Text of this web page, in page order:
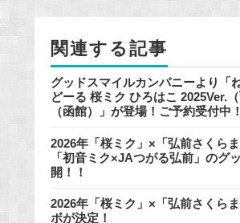
k
関連する記事
グッドスマイルカンパニーより「
どーる 桜ミク ひろはこ 2025Ver.
（函館）」が登場！ご予約受付中！
2026年「桜ミク」×「弘前さくら
「初音ミク×JAつがる弘前」のグ
開！！
2026年「桜ミク」×「弘前さくら
ボが決定！